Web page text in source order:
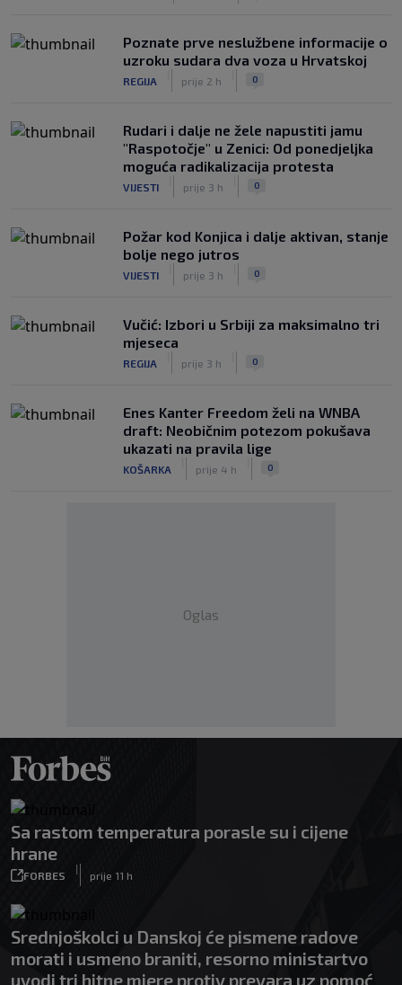
Poznate prve neslužbene informacije o
uzroku sudara dva voza u Hrvatskoj
REGIJA prije 2 h 0
Rudari i dalje ne žele napustiti jamu
"Raspotočje" u Zenici: Od ponedjeljka
moguća radikalizacija protesta
VIJESTI prije 3 h 0
Požar kod Konjica i dalje aktivan, stanje
bolje nego jutros
VIJESTI prije 3 h 0
Vučić: Izbori u Srbiji za maksimalno tri
mjeseca
REGIJA prije 3 h 0
Enes Kanter Freedom želi na WNBA
draft: Neobičnim potezom pokušava
ukazati na pravila lige
KOŠARKA prije 4 h 0
Oglas
Sa rastom temperatura porasle su i cijene
hrane
FORBES
|
prije 11 h
Srednjoškolci u Danskoj će pismene radove
morati i usmeno braniti, resorno ministartvo
uvodi tri hitne mjere protiv prevara uz pomoć